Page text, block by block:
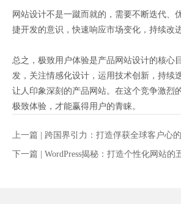
网站设计不是一蹴而就的，需要不断迭代、
捷开发的意识，快速响应市场变化，持续改
总之，极致用户体验是产品网站设计的核心
发，关注情感化设计，运用技术创新，持续
让人印象深刻的产品网站。在这个竞争激烈
极致体验，才能赢得用户的青睐。
上一篇 | 跨国界引力：打造俘获全球客户心
下一篇 | WordPress揭秘：打造个性化网站的